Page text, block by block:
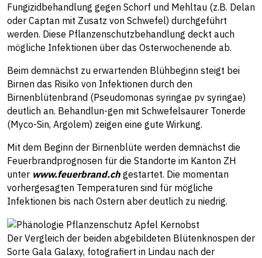
Fungizidbehandlung gegen Schorf und Mehltau (z.B. Delan
oder Captan mit Zusatz von Schwefel) durchgeführt
werden. Diese Pflanzenschutzbehandlung deckt auch
mögliche Infektionen über das Osterwochenende ab.
Beim demnächst zu erwartenden Blühbeginn steigt bei
Birnen das Risiko von Infektionen durch den
Birnenblütenbrand (Pseudomonas syringae pv syringae)
deutlich an. Behandlun-gen mit Schwefelsaurer Tonerde
(Myco-Sin, Argolem) zeigen eine gute Wirkung.
Mit dem Beginn der Birnenblüte werden demnächst die
Feuerbrandprognosen für die Standorte im Kanton ZH
unter www.feuerbrand.ch gestartet. Die momentan
vorhergesagten Temperaturen sind für mögliche
Infektionen bis nach Ostern aber deutlich zu niedrig.
Der Vergleich der beiden abgebildeten Blütenknospen der
Sorte Gala Galaxy, fotografiert in Lindau nach der